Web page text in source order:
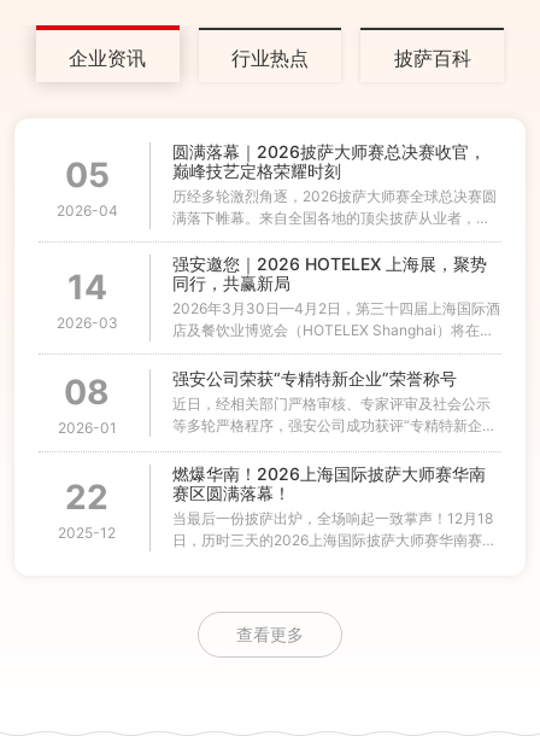
企业资讯 行业热点 披萨百科
05
2026-04
圆满落幕｜2026披萨大师赛总决赛收官，
巅峰技艺定格荣耀时刻
历经多轮激烈角逐，2026披萨大师赛全球总决赛圆
满落下帷幕。来自全国各地的顶尖披萨从业者，带
着匠心与技艺，在世界级舞台上展开终极对决，用
创意与坚守诠释披萨行业的高端质感与国际水准。
14
2026-03
强安邀您｜2026 HOTELEX 上海展，聚势
同行，共赢新局
2026年3月30日—4月2日，第三十四届上海国际酒
店及餐饮业博览会（HOTELEX Shanghai）将在上
海国家会展中心隆重举办。上海强安餐饮设备有限
公司应邀参展， 携多款畅销及新品设备亮相3C25
展位，与海内外专业客商共探行业新趋势、共话合
作新机遇。展会期间，强安餐饮设备将集中展示高
效、稳定、适配餐饮场景的专业设备，为酒店、餐
08
2026-01
强安公司荣获“专精特新企业”荣誉称号
近日，经相关部门严格审核、专家评审及社会公示
等多轮严格程序，强安公司成功获评“专精特新企
业化发展、精细化管理、特色化经营及创新能力提
升等方面突出成就的高度认可，标志着公司核心竞
争力与行业影响力迈上全新台阶...
22
2025-12
燃爆华南！2026上海国际披萨大师赛华南
赛区圆满落幕！
当最后一份披萨出炉，全场响起一致掌声！12月18
日，历时三天的2026上海国际披萨大师赛华南赛区
查看更多